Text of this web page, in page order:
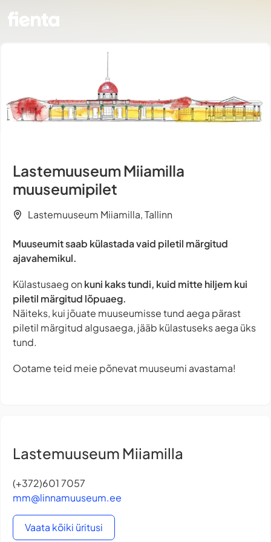
Lastemuuseum Miiamilla
muuseumipilet
Lastemuuseum Miiamilla, Tallinn
Muuseumit saab külastada vaid piletil märgitud
ajavahemikul.
Külastusaeg on kuni kaks tundi, kuid mitte hiljem kui
piletil märgitud lõpuaeg.
Näiteks, kui jõuate muuseumisse tund aega pärast
piletil märgitud algusaega, jääb külastuseks aega üks
tund.
Ootame teid meie põnevat muuseumi avastama!
Lastemuuseum Miiamilla
(+372)601 7057
mm@linnamuuseum.ee
Vaata kõiki üritusi